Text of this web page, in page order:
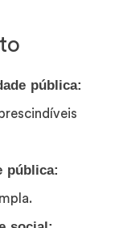
pública:
pública: